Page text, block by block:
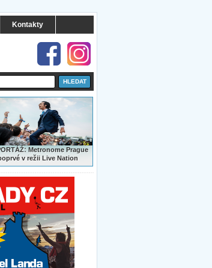
Kontakty
:Metronome Prague
v režii Live Nation